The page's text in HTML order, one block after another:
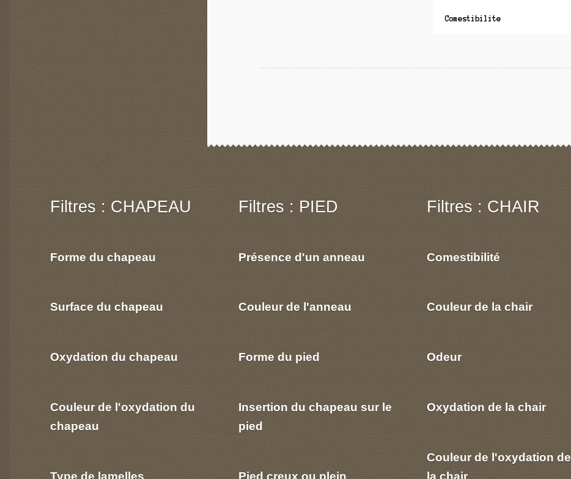
Comestibilite
Filtres : CHAPEAU
Forme du chapeau
Surface du chapeau
Oxydation du chapeau
Couleur de l'oxydation du
chapeau
Type de lamelles
Filtres : PIED
Présence d'un anneau
Couleur de l'anneau
Forme du pied
Insertion du chapeau sur le
pied
Pied creux ou plein
Filtres : CHAIR
Comestibilité
Couleur de la chair
Odeur
Oxydation de la chair
Couleur de l'oxydation de
la chair